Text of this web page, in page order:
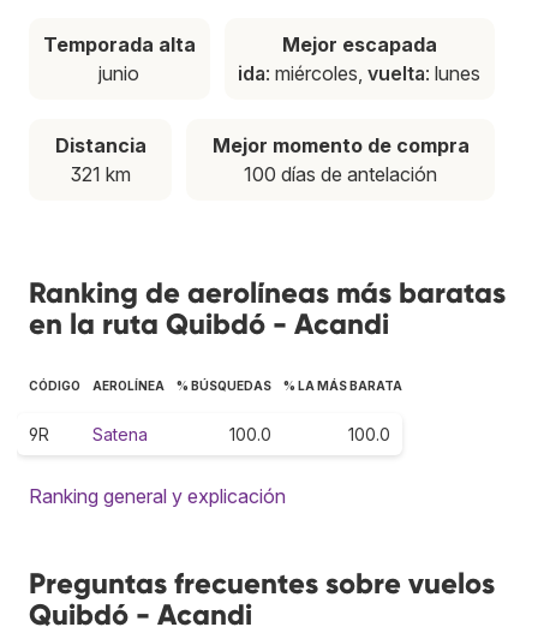
Temporada alta
junio
Mejor escapada
ida: miércoles,vuelta: lunes
Distancia
321 km
Mejor momento de compra
100 días de antelación
Ranking de aerolíneas más baratas
en la ruta Quibdó - Acandi
CÓDIGO AEROLÍNEA % BÚSQUEDAS % LA MÁS BARATA
9R Satena 100.0 100.0
Ranking general y explicación
Preguntas frecuentes sobre vuelos
Quibdó - Acandi